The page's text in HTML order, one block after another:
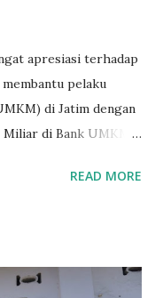
apresiasi terhadap
pelaku
di Jatim dengan
di Bank UMKM
Anggota Komisi
untuk mereka. "
READ MORE